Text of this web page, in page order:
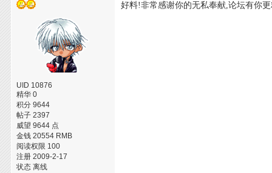
UID 10876
精华 0
积分 9644
帖子 2397
威望 9644 点
金钱 20554 RMB
阅读权限 100
注册 2009-2-17
状态 离线
好料!非常感谢你的无私奉献,论坛有你